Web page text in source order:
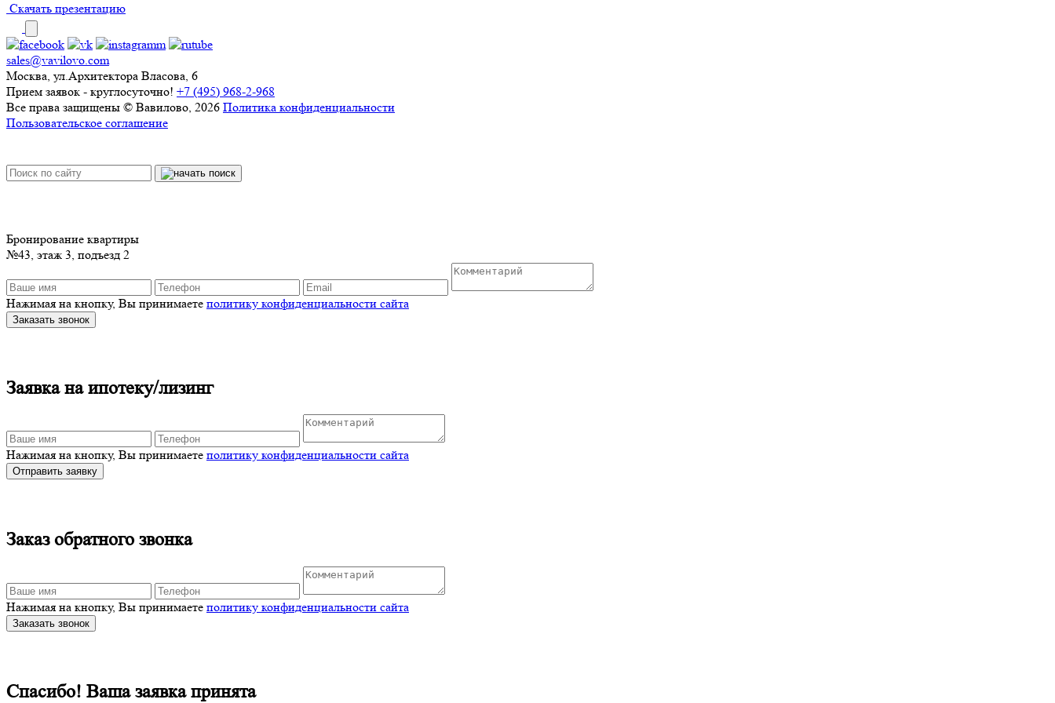
Скачать презентацию
sales@vavilovo.com
Москва, ул.Архитектора Власова, 6
Прием заявок - круглосуточно! +7 (495) 968-2-968
Все права защищены © Вавилово, 2026 Политика конфиденциальности
Пользовательское соглашение
Бронирование квартиры
№43, этаж 3, подъезд 2
Нажимая на кнопку, Вы принимаете политику конфиденциальности сайта
Заказать звонок
Заявка на ипотеку/лизинг
Нажимая на кнопку, Вы принимаете политику конфиденциальности сайта
Отправить заявку
Заказ обратного звонка
Нажимая на кнопку, Вы принимаете политику конфиденциальности сайта
Заказать звонок
Спасибо! Ваша заявка принята